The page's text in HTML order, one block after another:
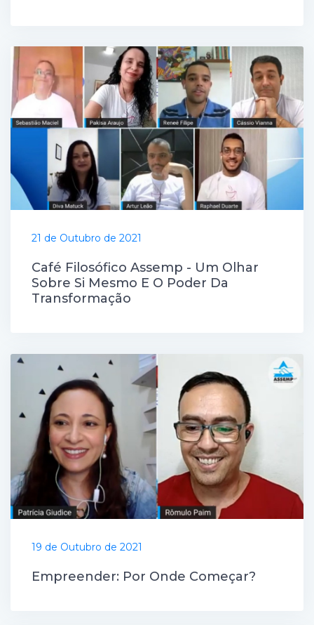
21 de Outubro de 2021
Café Filosófico Assemp - Um Olhar
Sobre Si Mesmo E O Poder Da
Transformação
19 de Outubro de 2021
Empreender: Por Onde Começar?